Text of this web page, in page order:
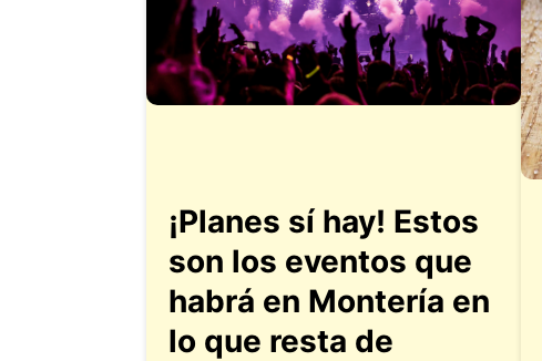
¡Planes sí hay! Estos
son los eventos que
habrá en Montería en
lo que resta de